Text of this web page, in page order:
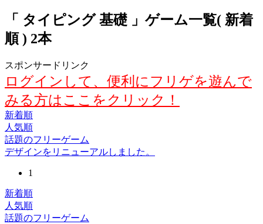
「 タイピング 基礎 」ゲーム一覧( 新着
順 ) 2本
スポンサードリンク
ログインして、便利にフリゲを遊んで
みる方はここをクリック！
新着順
人気順
話題のフリーゲーム
デザインをリニューアルしました。
1
新着順
人気順
話題のフリーゲーム